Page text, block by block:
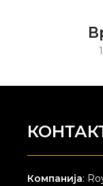
Компанија: